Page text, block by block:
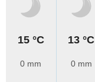
15 °C
0 mm
13 °C
0 mm